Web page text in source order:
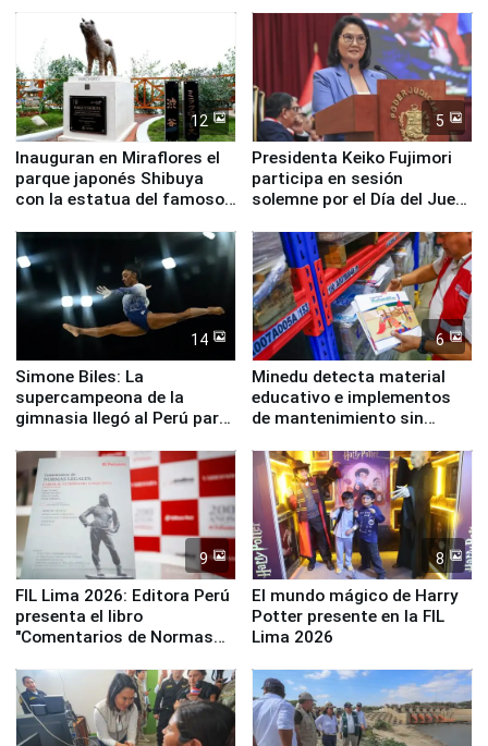
12
Inauguran en Miraflores el
parque japonés Shibuya
con la estatua del famoso
5
Presidenta Keiko Fujimori
participa en sesión
solemne por el Día del Juez
14
Simone Biles: La
supercampeona de la
gimnasia llegó al Perú para
Panamericanos Lima 2027
6
Minedu detecta material
educativo e implementos
de mantenimiento sin
la UGEL 2
9
FIL Lima 2026: Editora Perú
presenta el libro
"Comentarios de Normas
Derecho Colectivo"
8
El mundo mágico de Harry
Potter presente en la FIL
Lima 2026